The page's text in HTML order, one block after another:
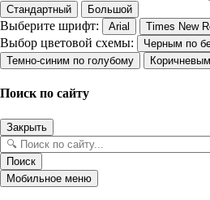
Стандартный
Большой
Выберите шрифт: Arial Times New
Выбор цветовой схемы: Черным по
Темно-синим по голубому
Поиск по сайту
Закрыть
Поиск
Мобильное меню